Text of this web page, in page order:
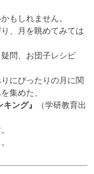
もしれません。
、月を眺めてみては
問、お団子レシピ
にぴったりの月に関
集めた、
ング』
（学研教育出